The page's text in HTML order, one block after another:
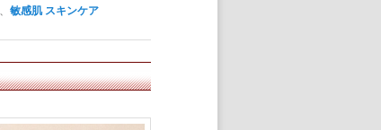
、敏感肌 スキンケア